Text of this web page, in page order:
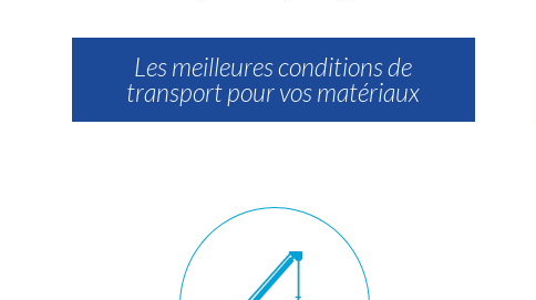
Les meilleures conditions de
transport pour vos matériaux